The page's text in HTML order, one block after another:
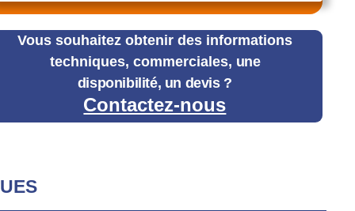
Vous souhaitez obtenir des informations
techniques, commerciales, une
disponibilité, un devis ?
Contactez-nous